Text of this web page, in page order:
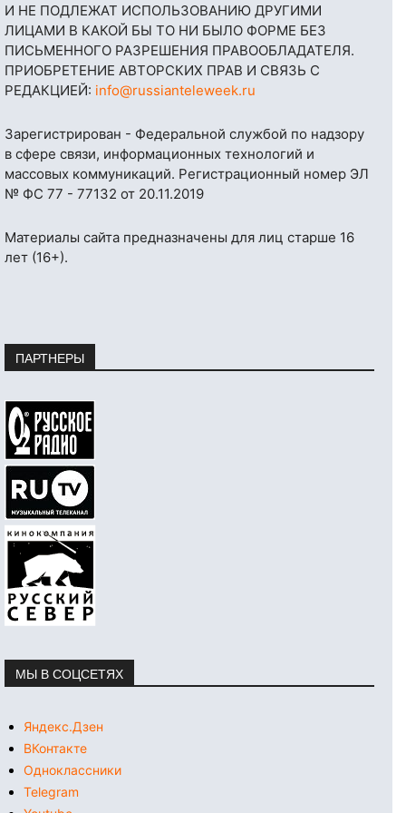
И НЕ ПОДЛЕЖАТ ИСПОЛЬЗОВАНИЮ ДРУГИМИ
ЛИЦАМИ В КАКОЙ БЫ ТО НИ БЫЛО ФОРМЕ БЕЗ
ПИСЬМЕННОГО РАЗРЕШЕНИЯ ПРАВООБЛАДАТЕЛЯ.
ПРИОБРЕТЕНИЕ АВТОРСКИХ ПРАВ И СВЯЗЬ С
РЕДАКЦИЕЙ: info@russianteleweek.ru
Зарегистрирован - Федеральной службой по надзору
в сфере связи, информационных технологий и
массовых коммуникаций. Регистрационный номер ЭЛ
№ ФС 77 - 77132 от 20.11.2019
Материалы сайта предназначены для лиц старше 16
лет (16+).
ПАРТНЕРЫ
МЫ В СОЦСЕТЯХ
Яндекс.Дзен
ВКонтакте
Одноклассники
Telegram